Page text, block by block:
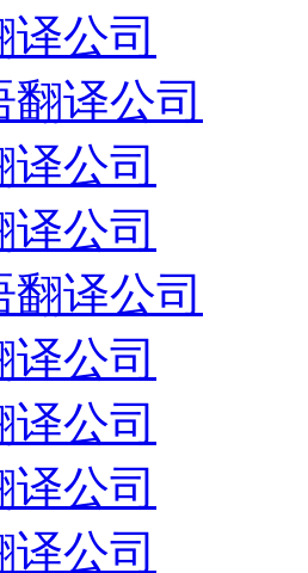
公司
译公司
公司
公司
翻译公司
公司
公司
公司
公司